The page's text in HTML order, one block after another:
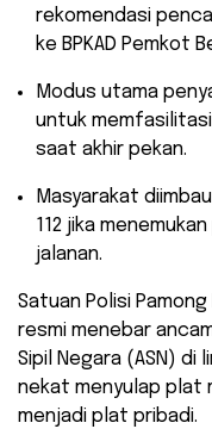
rekomendasi
ke BPKAD Pemkot
​Modus utama
untuk
saat akhir pekan.
​Masyarakat
112 jika
jalanan.
​Satuan Polisi
resmi menebar
Sipil Negara (ASN) di
nekat menyulap plat
menjadi plat pribadi.